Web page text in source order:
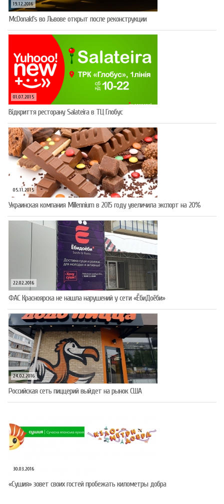
19.12.2016
McDonald’s во Львове открыт после реконструкции
01.07.2015
Відкриття ресторану Salateirа в ТЦ Глобус
05.11.2015
Украинская компания Millennium в 2015 году увеличила экспорт на 20%
22.02.2016
ФАС Красноярска не нашла нарушений у сети «ЁбиДоёби»
24.02.2016
Российская сеть пиццерий выйдет на рынок США
30.03.2016
«Сушия» зовет своих гостей пробежать километры добра